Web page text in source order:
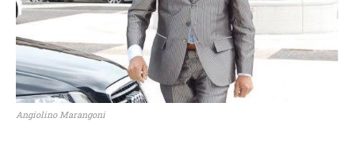
Angiolino Marangoni